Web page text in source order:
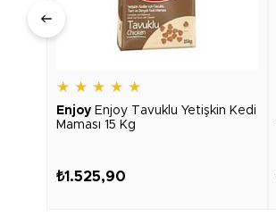
★ ★ ★ ★ ★
Enjoy Enjoy Tavuklu Yetişkin Kedi
Maması 15 Kg
₺1.525,90